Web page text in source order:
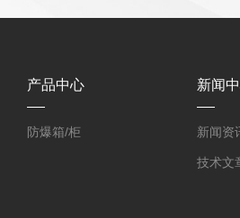
产品中心
防爆箱/柜
新闻
新闻资
技术文